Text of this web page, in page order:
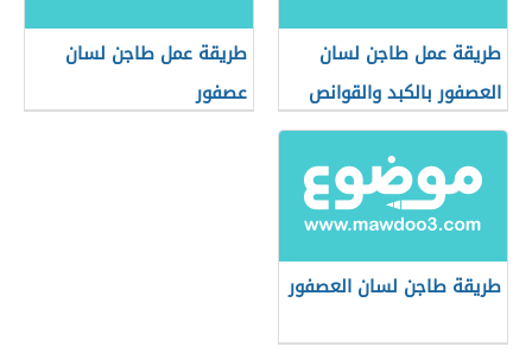
طريقة عمل طاجن لسان
العصفور بالكبد والقوانص
طريقة عمل طاجن لسان
عصفور
طريقة طاجن لسان العصفور